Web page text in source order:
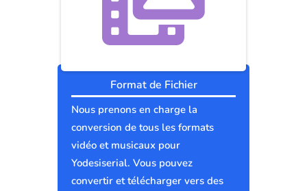
Format de Fichier
Nous prenons en charge la
conversion de tous les formats
vidéo et musicaux pour
Yodesiserial. Vous pouvez
convertir et télécharger vers des